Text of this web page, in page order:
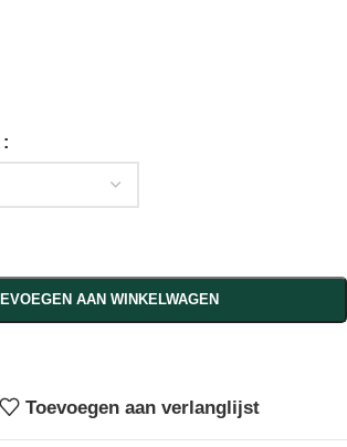
AAN WINKELWAGEN
Toevoegen aan verlanglijst